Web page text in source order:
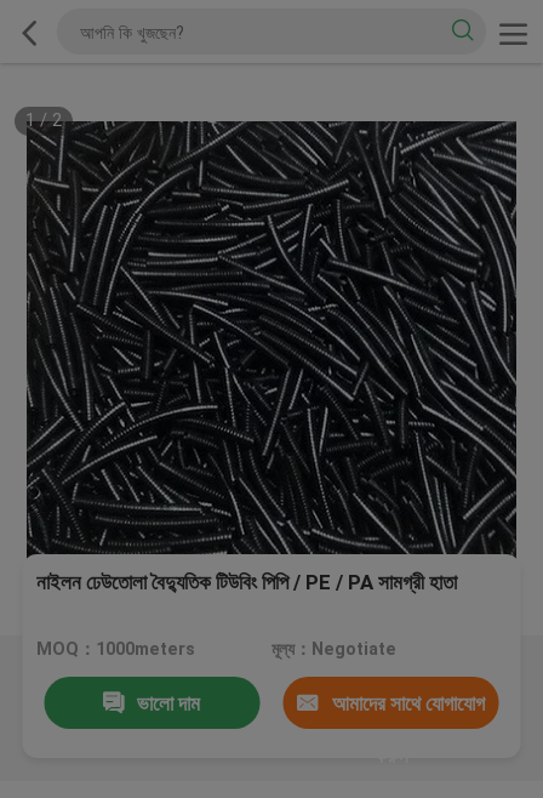
1/2
নাইলন ঢেউতোলা বৈদ্যুতিক টিউবিং পিপি / PE / PA সামগ্রী হাতা
MOQ：1000meters মূল্য：Negotiate
ভালো দাম আমাদের সাথে যোগাযোগ